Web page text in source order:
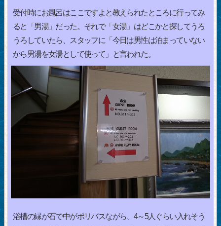
受付時にお風呂はここですよと教えられたところに行ってみ
ると「男湯」だった。それで「女湯」はどこかと探してうろ
うろしていたら、スタッフに「今日は男性は泊まっていない
から男湯を女湯として使って」と言われた。
浴槽の縁が石で中がポリバスながら、4～5人ぐらい入れそう